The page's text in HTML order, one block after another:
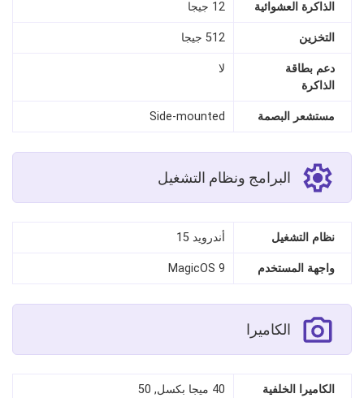
الذاكرة العشوائية 12 جيجا
التخزين 512 جيجا
دعم بطاقة
الذاكرة
لا
مستشعر البصمة Side-mounted
البرامج ونظام التشغيل
نظام التشغيل أندرويد 15
واجهة المستخدم MagicOS 9
الكاميرا
الكاميرا الخلفية 40 ميجا بكسل, 50